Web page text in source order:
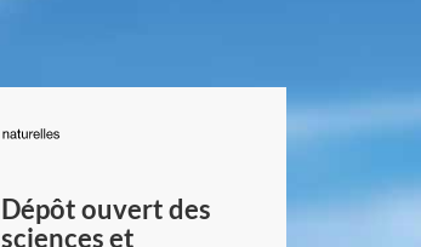
du
Dépôt ouvert des
sciences et